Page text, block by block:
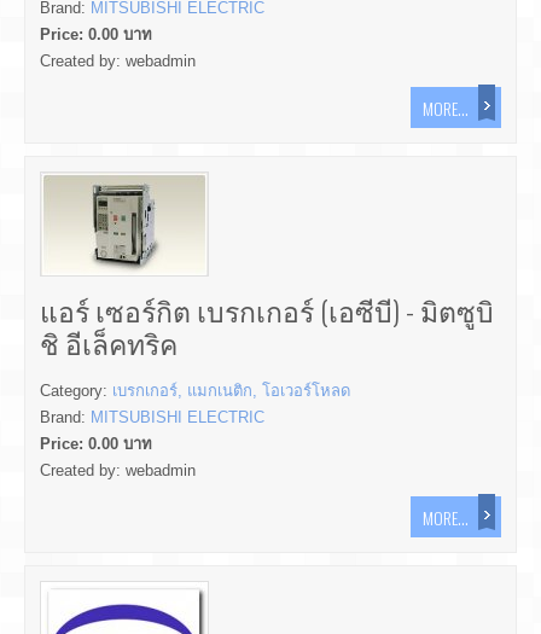
Brand: MITSUBISHI ELECTRIC
Price: 0.00 บาท
Created by: webadmin
MORE...
แอร์ เซอร์กิต เบรกเกอร์ (เอซีบี) - มิตซูบิ
ชิ อีเล็คทริค
Category: เบรกเกอร์, แมกเนติก, โอเวอร์โหลด
Brand: MITSUBISHI ELECTRIC
Price: 0.00 บาท
Created by: webadmin
MORE...